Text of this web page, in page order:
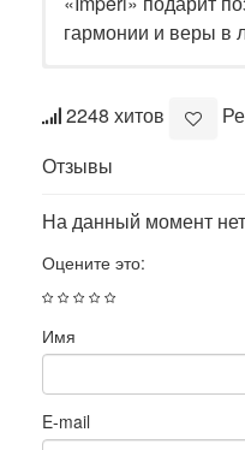
гармонии и веры в
2248 хитов
Отзывы
На данный момент
Оцените это:
Имя
E-mail